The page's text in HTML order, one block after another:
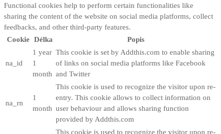
Functional cookies help to perform certain functionalities like
sharing the content of the website on social media platforms, collect
feedbacks, and other third-party features.
Cookie Délka Popis
na_id
1 year
1
month
This cookie is set by Addthis.com to enable sharing
of links on social media platforms like Facebook
and Twitter
na_rn
1
month
This cookie is used to recognize the visitor upon re-
entry. This cookie allows to collect information on
user behaviour and allows sharing function
provided by Addthis.com
This cookie is used to recognize the visitor upon re-